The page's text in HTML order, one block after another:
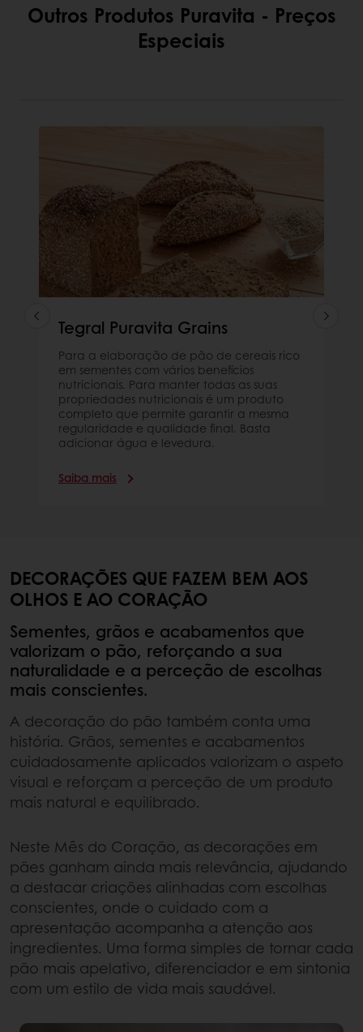
Outros Produtos Puravita - Preços
Especiais
Tegral Puravita Grains
Para a elaboração de pão de cereais rico
em sementes com vários benefícios
nutricionais. Para manter todas as suas
propriedades nutricionais é um produto
completo que permite garantir a mesma
regularidade e qualidade final. Basta
adicionar água e levedura.
Saiba mais
DECORAÇÕES QUE FAZEM BEM AOS
OLHOS E AO CORAÇÃO
Sementes, grãos e acabamentos que
valorizam o pão, reforçando a sua
naturalidade e a perceção de escolhas
mais conscientes.
A decoração do pão também conta uma
história. Grãos, sementes e acabamentos
cuidadosamente aplicados valorizam o aspeto
visual e reforçam a perceção de um produto
mais natural e equilibrado.
Neste Mês do Coração, as decorações em
pães ganham ainda mais relevância, ajudando
a destacar criações alinhadas com escolhas
conscientes, onde o cuidado com a
apresentação acompanha a atenção aos
ingredientes. Uma forma simples de tornar cada
pão mais apelativo, diferenciador e em sintonia
com um estilo de vida mais saudável.